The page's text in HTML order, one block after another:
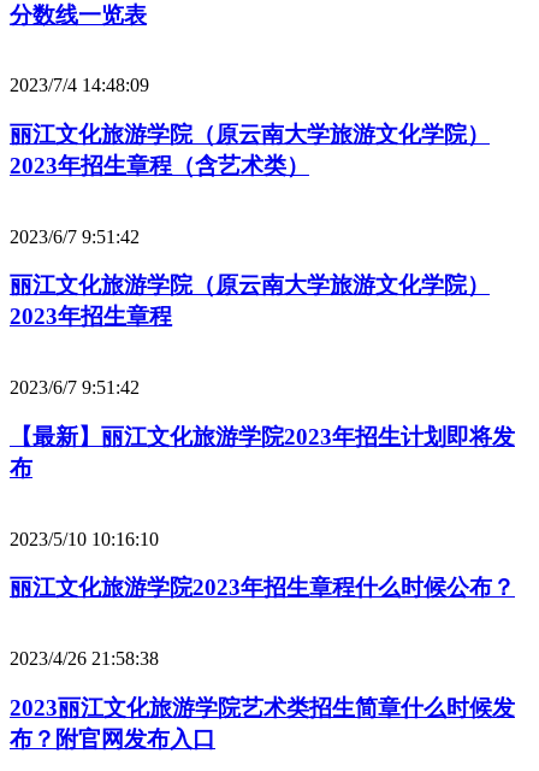
分数线一览表
2023/7/4 14:48:09
丽江文化旅游学院（原云南大学旅游文化学院）
2023年招生章程（含艺术类）
2023/6/7 9:51:42
丽江文化旅游学院（原云南大学旅游文化学院）
2023年招生章程
2023/6/7 9:51:42
【最新】丽江文化旅游学院2023年招生计划即将发
布
2023/5/10 10:16:10
丽江文化旅游学院2023年招生章程什么时候公布？
2023/4/26 21:58:38
2023丽江文化旅游学院艺术类招生简章什么时候发
布？附官网发布入口